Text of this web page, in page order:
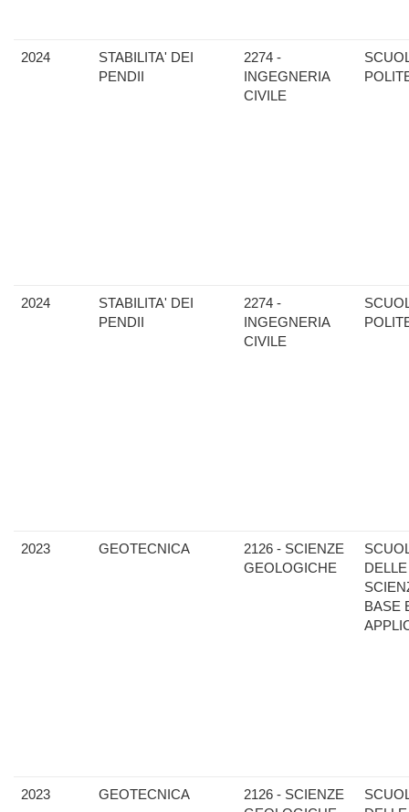
2024
STABILITA' DEI
PENDII
2274 -
INGEGNERIA
CIVILE
2024
STABILITA' DEI
PENDII
2274 -
INGEGNERIA
CIVILE
2023 GEOTECNICA
2126 - SCIENZE
GEOLOGICHE
DELLE
BASE
2023 GEOTECNICA
2126 - SCIENZE